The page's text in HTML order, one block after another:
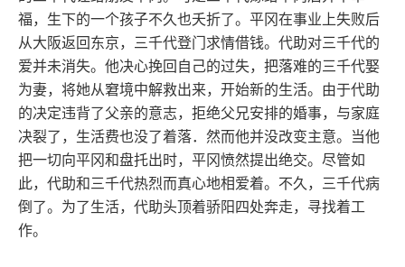
福，生下的一个孩子不久也夭折了。平冈在事业上失败后
从大阪返回东京，三千代登门求情借钱。代助对三千代的
爱并未消失。他决心挽回自己的过失，把落难的三千代娶
为妻，将她从窘境中解救出来，开始新的生活。由于代助
的决定违背了父亲的意志，拒绝父兄安排的婚事，与家庭
决裂了，生活费也没了着落．然而他并没改变主意。当他
把一切向平冈和盘托出时，平冈愤然提出绝交。尽管如
此，代助和三千代热烈而真心地相爱着。不久，三千代病
倒了。为了生活，代助头顶着骄阳四处奔走，寻找着工
作。